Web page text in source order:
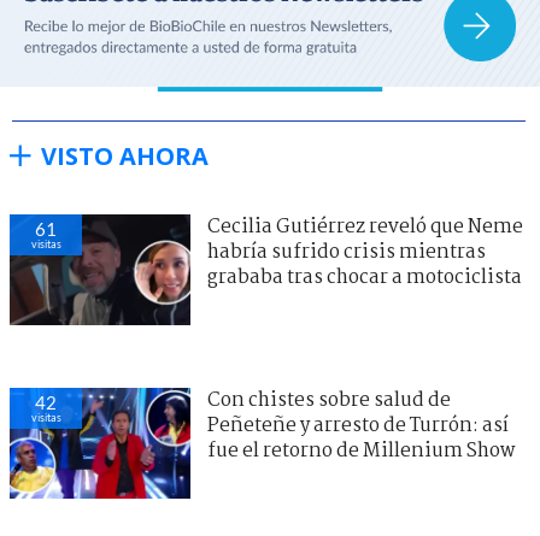
VISTO AHORA
61
visitas
Cecilia Gutiérrez reveló que Neme
habría sufrido crisis mientras
grababa tras chocar a motociclista
42
visitas
Con chistes sobre salud de
Peñeteñe y arresto de Turrón: así
fue el retorno de Millenium Show